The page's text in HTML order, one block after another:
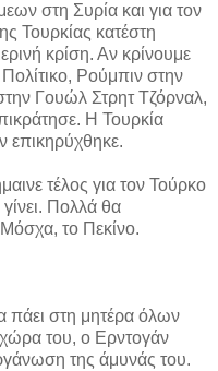
στη Συρία και για τον
Τουρκίας κατέστη
κρίση. Αν κρίνουμε
Ρούμπιν στην
Γουώλ Στρητ Τζόρναλ,
Η Τουρκία
επικηρύχθηκε.
τέλος για τον Τούρκο
Πολλά θα
το Πεκίνο.
πάει στη μητέρα όλων
χώρα του, ο Ερντογάν
της άμυνάς του.